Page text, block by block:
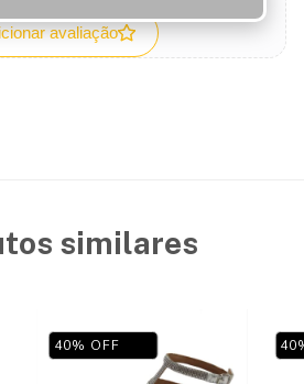
avaliação
similares
40% OFF 40